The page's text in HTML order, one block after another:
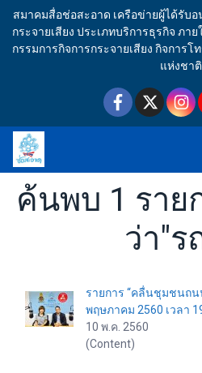
สมาคมสื่อช่อสะอาด เครือข่ายผู้ได้รับ
กระจายเสียง ประเภทบริการธุรกิจ ภ
กรรมการกิจการกระจายเสียง กิจการ
แห่งชาติ
ค้นพบ 1 ราย
ว่า"ร
รายการ “คลื่นชุมชนถ
พฤษภาคม 2560 เวลา
10 พ.ค. 2560
(Content)